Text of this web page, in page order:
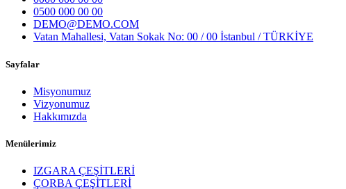
0500 000 00 00
DEMO@DEMO.COM
Vatan Mahallesi, Vatan Sokak No: 00 / 00 İstanbul / TÜRKİYE
Sayfalar
Misyonumuz
Vizyonumuz
Hakkımızda
Menülerimiz
IZGARA ÇEŞİTLERİ
ÇORBA ÇEŞİTLERİ